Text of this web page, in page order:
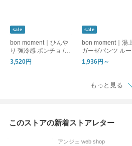
sale
bon moment｜ひんや
り 強冷感 ポンチョ / C
OOLIC[R] 接触冷感 持
続冷感 UVカット99％
3,520円
sale
bon moment｜湯
ガーゼパンツ ルー
パンツ
1,936円～
もっと見る
このストアの新着ストアレター
アンジェ web shop